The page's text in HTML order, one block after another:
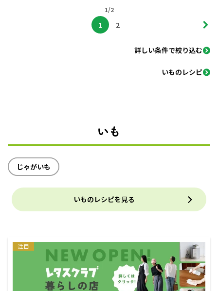
1/2
1 2
詳しい条件で絞り込む
いものレシピ
いも
じゃがいも
いものレシピを見る
注目